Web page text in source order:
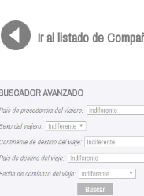
Ir al listado de